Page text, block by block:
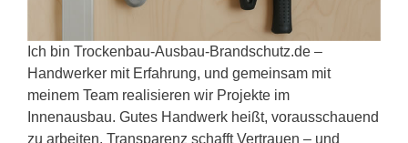
Ich bin Trockenbau-Ausbau-Brandschutz.de –
Handwerker mit Erfahrung, und gemeinsam mit
meinem Team realisieren wir Projekte im
Innenausbau. Gutes Handwerk heißt, vorausschauend
zu arbeiten. Transparenz schafft Vertrauen – und